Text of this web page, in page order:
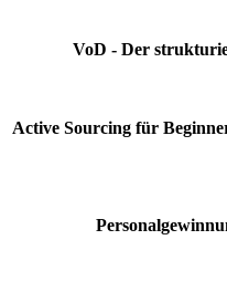
VoD - Der
Active Sourcing für